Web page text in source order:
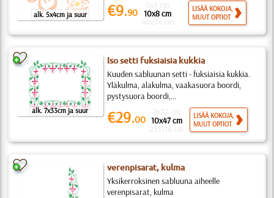
alk. 5x4cm ja suur €9.90 10x8 cm
LISÄÄ KOKOJA,
MUUT OPTIOT
alk. 7x33cm ja suur
Iso setti fuksiaisia kukkia
Kuuden sabluunan setti - fuksiaisia kukkia.
Yläkulma, alakulma, vaakasuora boordi,
pystysuora boordi,...
€29.00 10x47 cm
LISÄÄ KOKOJA,
MUUT OPTIOT
verenpisarat, kulma
Yksikerroksinen sabluuna aiheelle
verenpisarat, kulma